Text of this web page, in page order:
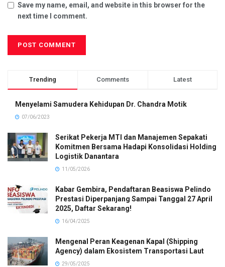
Save my name, email, and website in this browser for the
next time I comment.
Trending Comments Latest
Menyelami Samudera Kehidupan Dr. Chandra Motik
07/06/2023
Serikat Pekerja MTI dan Manajemen Sepakati
Komitmen Bersama Hadapi Konsolidasi Holding
Logistik Danantara
11/05/2026
Kabar Gembira, Pendaftaran Beasiswa Pelindo
Prestasi Diperpanjang Sampai Tanggal 27 April
2025, Daftar Sekarang!
16/04/2025
Mengenal Peran Keagenan Kapal (Shipping
Agency) dalam Ekosistem Transportasi Laut
29/05/2025